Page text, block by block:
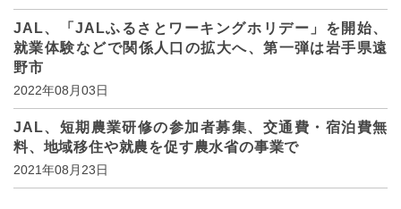
JAL、「JALふるさとワーキングホリデー」を開始、
就業体験などで関係人口の拡大へ、第一弾は岩手県遠
野市
2022年08月03日
JAL、短期農業研修の参加者募集、交通費・宿泊費無
料、地域移住や就農を促す農水省の事業で
2021年08月23日